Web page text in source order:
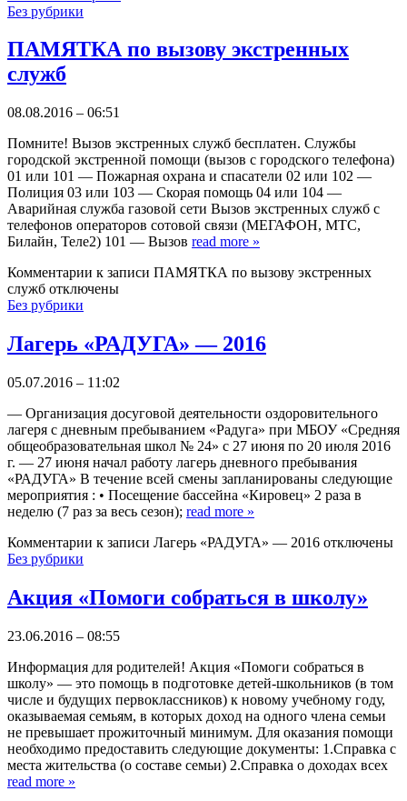
Без рубрики
ПАМЯТКА по вызову экстренных
служб
08.08.2016 – 06:51
Помните! Вызов экстренных служб бесплатен. Службы
городской экстренной помощи (вызов с городского телефона)
01 или 101 — Пожарная охрана и спасатели 02 или 102 —
Полиция 03 или 103 — Скорая помощь 04 или 104 —
Аварийная служба газовой сети Вызов экстренных служб с
телефонов операторов сотовой связи (МЕГАФОН, МТС,
Билайн, Теле2) 101 — Вызов read more »
Комментарии к записи ПАМЯТКА по вызову экстренных
служб отключены
Без рубрики
Лагерь «РАДУГА» — 2016
05.07.2016 – 11:02
— Организация досуговой деятельности оздоровительного
лагеря с дневным пребыванием «Радуга» при МБОУ «Средняя
общеобразовательная школ № 24» с 27 июня по 20 июля 2016
г. — 27 июня начал работу лагерь дневного пребывания
«РАДУГА» В течение всей смены запланированы следующие
мероприятия : • Посещение бассейна «Кировец» 2 раза в
неделю (7 раз за весь сезон); read more »
Комментарии к записи Лагерь «РАДУГА» — 2016 отключены
Без рубрики
Акция «Помоги собраться в школу»
23.06.2016 – 08:55
Информация для родителей! Акция «Помоги собраться в
школу» — это помощь в подготовке детей-школьников (в том
числе и будущих первоклассников) к новому учебному году,
оказываемая семьям, в которых доход на одного члена семьи
не превышает прожиточный минимум. Для оказания помощи
необходимо предоставить следующие документы: 1.Справка с
места жительства (о составе семьи) 2.Справка о доходах всех
read more »